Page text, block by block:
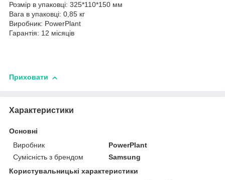
Розмір в упаковці: 325*110*150 мм
Вага в упаковці: 0,85 кг
Виробник: PowerPlant
Гарантія: 12 місяців
Приховати
Характеристики
Основні
Виробник
PowerPlant
Сумісність з брендом
Samsung
Користувальницькі характеристики